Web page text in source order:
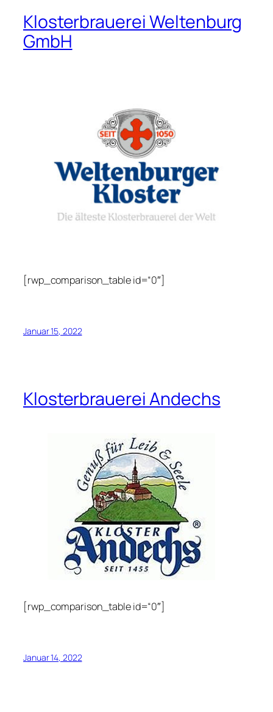
Klosterbrauerei Weltenburg
GmbH
[rwp_comparison_table id=“0″]
Januar 15, 2022
Klosterbrauerei Andechs
[rwp_comparison_table id=“0″]
Januar 14, 2022